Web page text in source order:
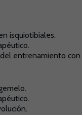
isquiotibiales.
entrenamiento
.